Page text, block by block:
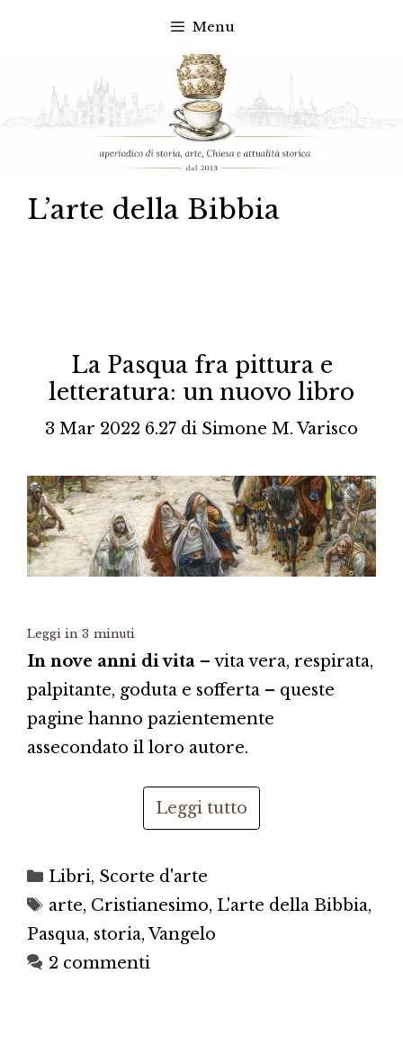
contenuto
Menu
L’arte della Bibbia
La Pasqua fra pittura e
letteratura: un nuovo libro
3 Mar 2022 6.27 di Simone M. Varisco
Leggi in 3 minuti
In nove anni di vita – vita vera, respirata,
palpitante, goduta e sofferta – queste
pagine hanno pazientemente
assecondato il loro autore.
Leggi tutto
Categorie
Libri, Scorte d'arte
Tag
arte, Cristianesimo, L'arte della Bibbia,
Pasqua, storia,Vangelo
2 commenti